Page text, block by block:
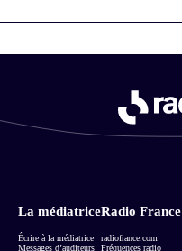
La médiatrice
Écrire à la médiatrice
Messages d’auditeurs
Radio France
radiofrance.com
Fréquences radio